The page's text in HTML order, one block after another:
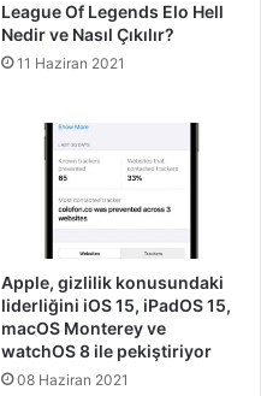
League Of Legends Elo Hell
Nedir ve Nasıl Çıkılır?
11 Haziran 2021
Apple, gizlilik konusundaki
liderliğini iOS 15, iPadOS 15,
macOS Monterey ve
watchOS 8 ile pekiştiriyor
08 Haziran 2021